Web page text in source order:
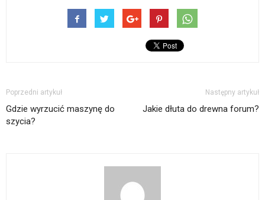
Poprzedni artykuł
Gdzie wyrzucić maszynę do
szycia?
Następny artykuł
Jakie dłuta do drewna forum?